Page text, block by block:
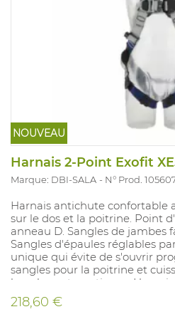
NOUVEAU
Harnais 2-Point Exofit
Marque: DBI-SALA N° Prod.
Harnais antichute confortable
sur le dos et la poitrine. Point
anneau D. Sangles de jambes
Sangles d'épaules réglables
unique qui évite de s'ouvrir
sangles pour la poitrine et
boucles automatiques. Harnais
de pied intégrées pour éviter
suspension, indicateur de
Convient pour : applications
218,60 €